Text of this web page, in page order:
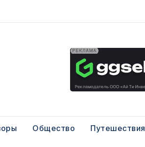
Общество Путешествия